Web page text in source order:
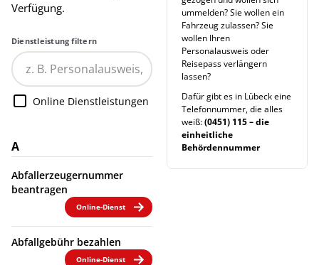
Verfügung.
Dienstleistung filtern
Online Dienstleistungen
A
Abfallerzeugernummer
beantragen
Online-Dienst
Abfallgebühr bezahlen
Online-Dienst
ummelden? Sie wollen ein
Fahrzeug zulassen? Sie
wollen Ihren
Personalausweis oder
Reisepass verlängern
lassen?
Dafür gibt es in Lübeck eine
Telefonnummer, die alles
weiß:(0451) 115 – die
einheitliche
Behördennummer